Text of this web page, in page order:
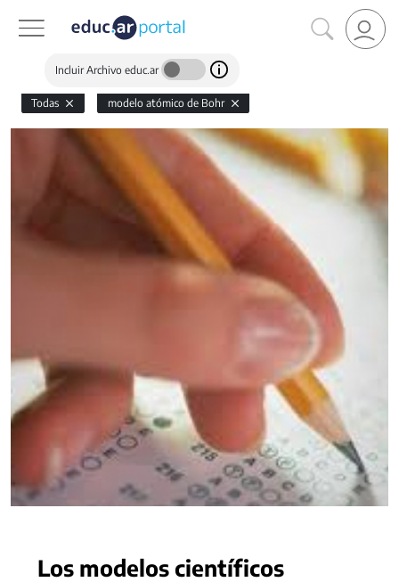
Incluir Archivo educ.ar
Todas modelo atómico de Bohr
Los modelos científicos